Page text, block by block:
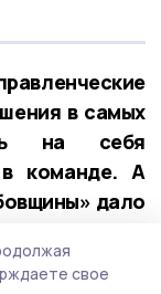
в самых
на себя
в команде. А
дало
свое